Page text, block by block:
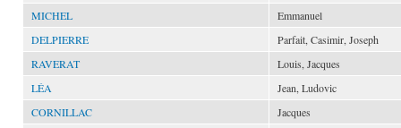
MICHEL
Emmanuel
DELPIERRE
Parfait, Casimir, Joseph
RAVERAT
Louis, Jacques
LÉA
Jean, Ludovic
CORNILLAC
Jacques